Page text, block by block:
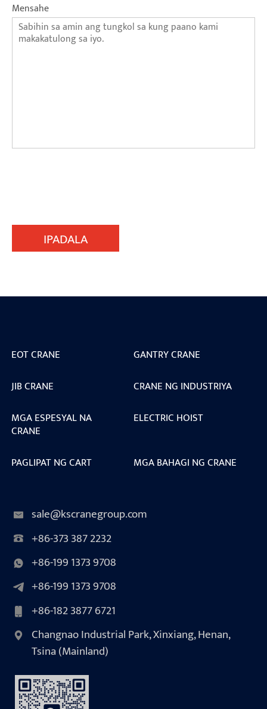
Mensahe
IPADALA
EOT CRANE
GANTRY CRANE
JIB CRANE
CRANE NG INDUSTRIYA
MGA ESPESYAL NA
CRANE
ELECTRIC HOIST
PAGLIPAT NG CART MGA BAHAGI NG CRANE
sale@kscranegroup.com
+86-373 387 2232
+86-199 1373 9708
+86-199 1373 9708
+86-182 3877 6721
Changnao Industrial Park, Xinxiang, Henan,
Tsina (Mainland)